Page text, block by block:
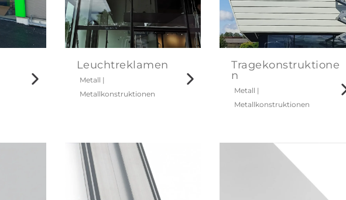
Leuchtreklamen
Metall |
Metallkonstruktionen
Tragekonstruktione
n
Metall |
Metallkonstruktionen